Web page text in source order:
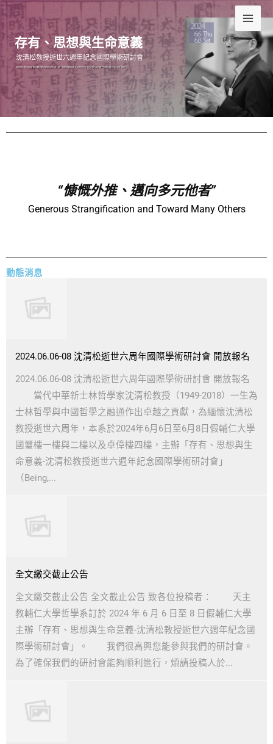
跳
至
主
要
存有、思想與生命意義
沈清松教授逝世六週年紀念國際學術研討會
Being, Thinking and Meaningfulness of Life–International Conference in Memory of Professor Vincent Shen
“慷慨外推、邁向多元他者”
Generous Strangification and Toward Many Others
動態消息
2024.06.06-08 沈清松逝世六周年國際學術研討會 開放報名
2024.06.06-08 沈清松逝世六周年國際學術研討會 開放報名
當代中華新士林哲學家沈清松教授（1949-2018）一生為
士林哲學與中國哲學之融通作出卓越之貢獻，為緬懷沈清松
教授逝世六周年，本系於2024年6月6日至6月8日假輔仁大學
國璽樓一樓與二樓以及卓傽樓四樓，主辦「存有、思想與生
命意義-沈清松教授逝世六週年紀念國際學術研討會」
（Being,...
全文繳交截止公告
全文繳交截止公告 全文截止公告 致各位投稿者： 天主
教輔仁大學哲學系訂於 2024 年 6 月 6 日至 8 日假輔仁大學
主辦「存有、思想與生命意義-沈清松教授逝世六週年紀念國
際學術研討會」。 我們很高興您能參與我們的研討會。
為了確保我們的研討會能夠順利進行，煩請投稿人於...